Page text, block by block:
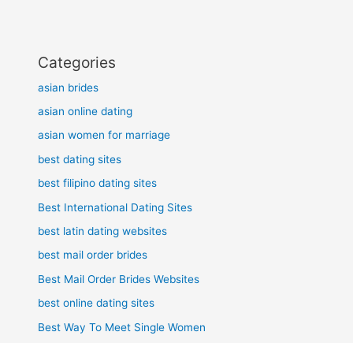
Categories
asian brides
asian online dating
asian women for marriage
best dating sites
best filipino dating sites
Best International Dating Sites
best latin dating websites
best mail order brides
Best Mail Order Brides Websites
best online dating sites
Best Way To Meet Single Women